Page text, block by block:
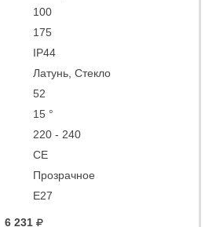
100
175
IP44
Латунь, Стекло
52
15 °
220 - 240
CE
Прозрачное
E27
6 231